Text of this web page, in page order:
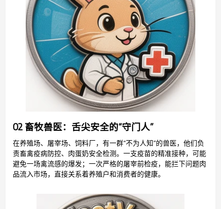
02 畜牧兽医：舌尖安全的“守门人”
在养殖场、屠宰场、饲料厂，有一群“不为人知”的兽医，他们负
责畜禽疫病防控、肉蛋奶安全检测。一支疫苗的精准接种，可能
避免一场禽流感的爆发；一次严格的屠宰前检疫，能拦下问题肉
品流入市场，直接关系着养殖户和消费者的健康。